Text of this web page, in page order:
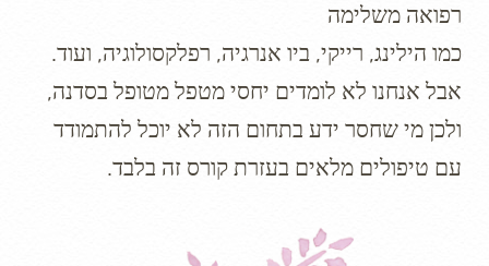
רפואה משלימה
כמו הילינג, רייקי, ביו אנרגיה, רפלקסולוגיה, ועוד.
אבל אנחנו לא לומדים יחסי מטפל מטופל בסדנה,
ולכן מי שחסר ידע בתחום הזה לא יוכל להתמודד
עם טיפולים מלאים בעזרת קורס זה בלבד.